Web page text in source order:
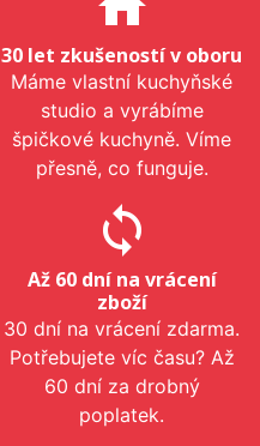
30 let zkušeností v oboru
Máme vlastní kuchyňské
studio a vyrábíme
špičkové kuchyně. Víme
přesně, co funguje.
sync
Až 60 dní na vrácení
zboží
30 dní na vrácení zdarma.
Potřebujete víc času? Až
60 dní za drobný
poplatek.